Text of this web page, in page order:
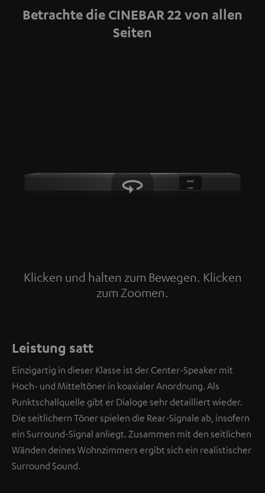
Datenschutzerklärung unter I zu finden.
Betrachte die CINEBAR 22 von allen
Seiten
Klicken und halten zum Bewegen. Klicken
zum Zoomen.
Tap to zoom
Leistung satt
Einzigartig in dieser Klasse ist der Center-Speaker mit
Hoch- und Mitteltöner in koaxialer Anordnung. Als
Punktschallquelle gibt er Dialoge sehr detailliert wieder.
Die seitlichern Töner spielen die Rear-Signale ab, insofern
ein Surround-Signal anliegt. Zusammen mit den seitlichen
Wänden deines Wohnzimmers ergibt sich ein realistischer
Surround Sound.